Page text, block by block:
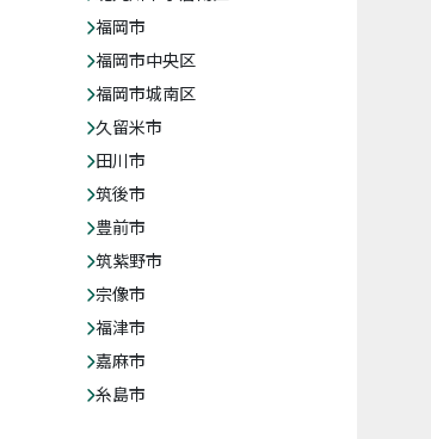
福岡市
福岡市中央区
福岡市城南区
久留米市
田川市
筑後市
豊前市
筑紫野市
宗像市
福津市
嘉麻市
糸島市